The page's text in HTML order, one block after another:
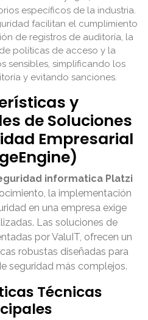
específicos de la industria.
facilitan el cumplimiento
de registros de auditoría, la
políticas de acceso y la
sensibles, simplificando los
y evitando sanciones.
y
de Soluciones
Empresarial
informatica Platzi
la implementación
en una empresa exige
Las soluciones de
por ValuIT, ofrecen un
robustas diseñadas para
seguridad más complejos.
Técnicas